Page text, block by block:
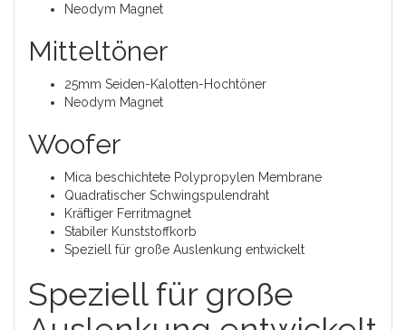
Neodym Magnet
Mitteltöner
25mm Seiden-Kalotten-Hochtöner
Neodym Magnet
Woofer
Mica beschichtete Polypropylen Membrane
Quadratischer Schwingspulendraht
Kräftiger Ferritmagnet
Stabiler Kunststoffkorb
Speziell für große Auslenkung entwickelt
Speziell für große